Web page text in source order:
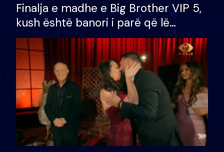
Finalja e madhe e Big Brother VIP 5,
kush është banori i parë që lë
shtëpinë dhe humb mundësinë për
të fituar çmimin e madh